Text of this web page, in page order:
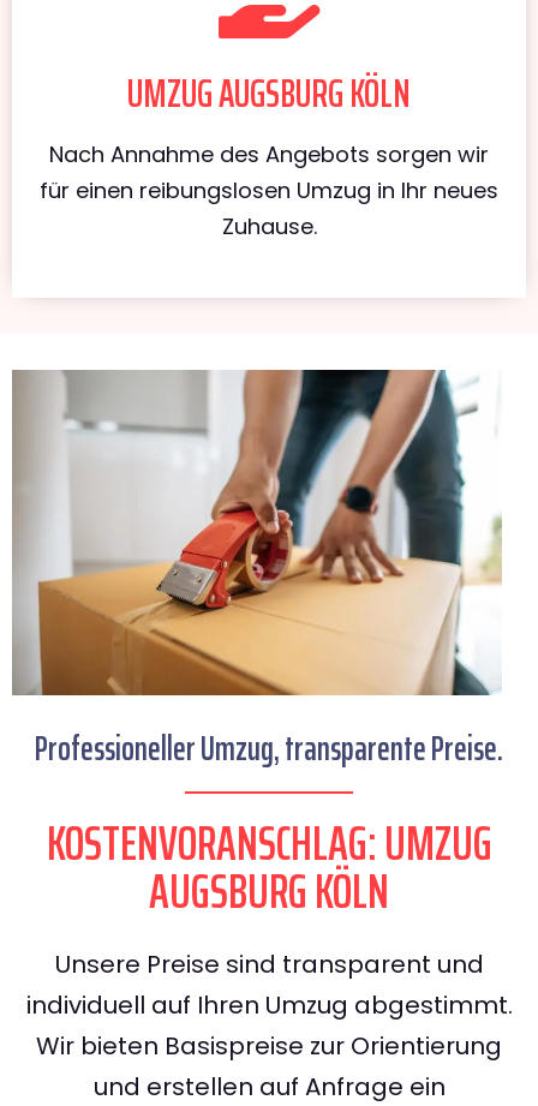
UMZUG AUGSBURG KÖLN
Nach Annahme des Angebots sorgen wir
für einen reibungslosen Umzug in Ihr neues
Zuhause.
Professioneller Umzug, transparente Preise.
KOSTENVORANSCHLAG: UMZUG
AUGSBURG KÖLN
Unsere Preise sind transparent und
individuell auf Ihren Umzug abgestimmt.
Wir bieten Basispreise zur Orientierung
und erstellen auf Anfrage ein